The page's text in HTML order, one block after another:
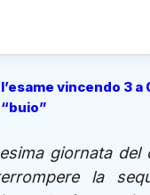
vincendo 3
“buio”
giornata
la